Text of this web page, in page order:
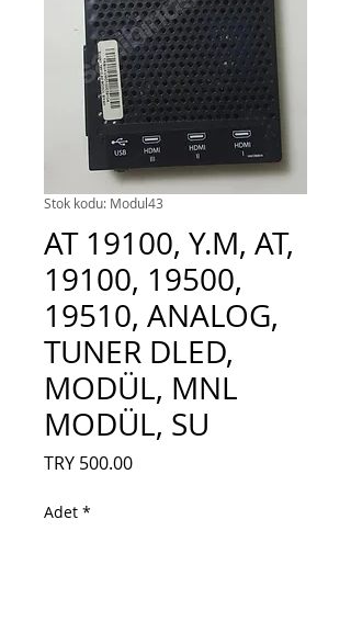
Stok kodu: Modul43
AT 19100, Y.M, AT,
19100, 19500,
19510, ANALOG,
TUNER DLED,
MODÜL, MNL
MODÜL, SU
TRY 500.00Fiyat
Adet *